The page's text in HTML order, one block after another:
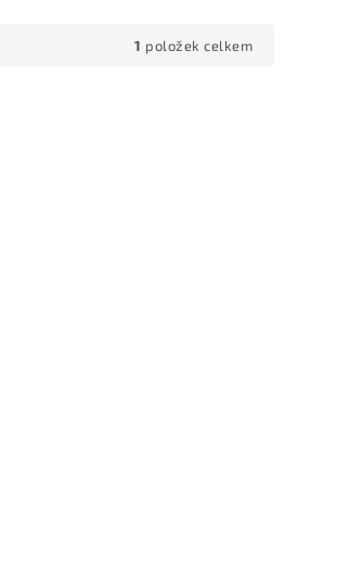
1 položek celkem